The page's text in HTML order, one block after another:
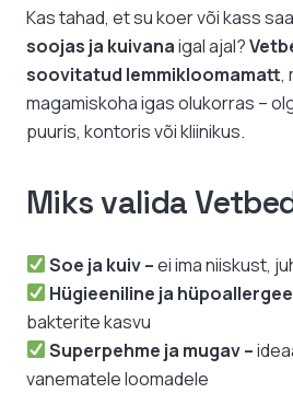
Kas tahad, et su koer või kass
soojas ja kuivanaigal ajal?
soovitatud lemmikloomamatt,
magamiskoha igas olukorras –
puuris, kontoris või kliinikus.
Miks valida
Soe ja kuiv –ei ima niiskust,
Hügieeniline ja
bakterite kasvu
Superpehme ja mugav –
vanematele loomadele